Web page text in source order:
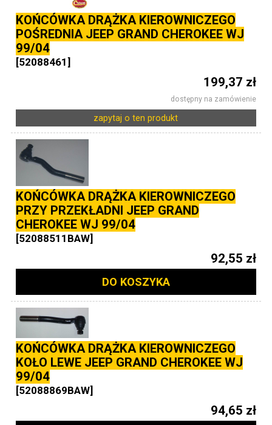
KOŃCÓWKA DRĄŻKA KIEROWNICZEGO
POŚREDNIA JEEP GRAND CHEROKEE WJ
99/04
[52088461]
199,37 zł
dostępny na zamówienie
zapytaj o ten produkt
KOŃCÓWKA DRĄŻKA KIEROWNICZEGO
PRZY PRZEKŁADNI JEEP GRAND
CHEROKEE WJ 99/04
[52088511BAW]
92,55 zł
DO KOSZYKA
KOŃCÓWKA DRĄŻKA KIEROWNICZEGO
KOŁO LEWE JEEP GRAND CHEROKEE WJ
99/04
[52088869BAW]
94,65 zł